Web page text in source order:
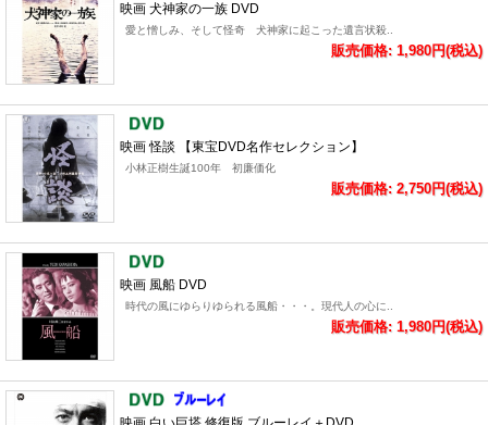
映画 犬神家の一族 DVD
愛と憎しみ、そして怪奇 犬神家に起こった遺言状殺..
販売価格: 1,980円(税込)
映画 怪談 【東宝DVD名作セレクション】
小林正樹生誕100年 初廉価化
販売価格: 2,750円(税込)
映画 風船 DVD
時代の風にゆらりゆられる風船・・・。現代人の心に..
販売価格: 1,980円(税込)